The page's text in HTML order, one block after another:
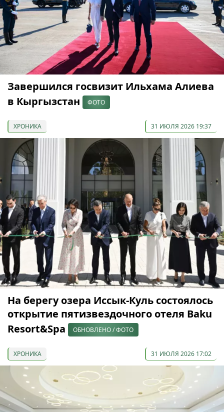
Завершился госвизит Ильхама Алиева
в Кыргызстан
ФОТО
ХРОНИКА 31 ИЮЛЯ 2026 19:37
На берегу озера Иссык-Куль состоялось
открытие пятизвездочного отеля Baku
Resort&Spa
ОБНОВЛЕНО / ФОТО
ХРОНИКА 31 ИЮЛЯ 2026 17:02